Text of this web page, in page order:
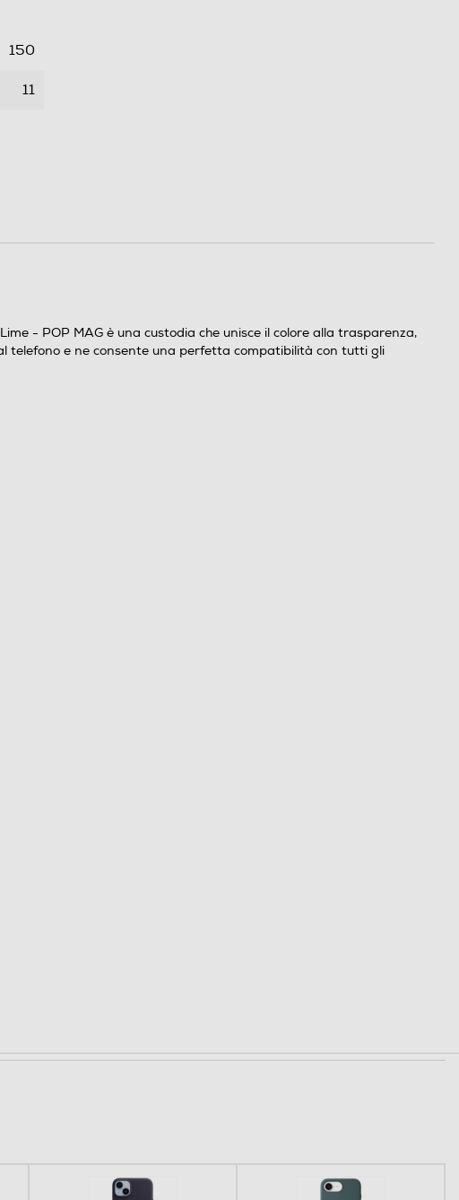
150
11
- POP MAG è una custodia che unisce il colore alla trasparenza,
telefono e ne consente una perfetta compatibilità con tutti gli